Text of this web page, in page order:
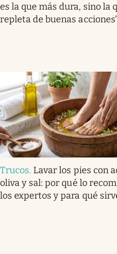
es la que más dura, sino la
repleta de buenas
Trucos. Lavar los pies con
oliva y sal: por qué lo
los expertos y para qué